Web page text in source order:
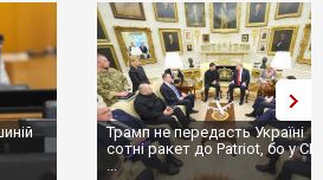
Трамп не передасть Україні
сотні ракет до Patriot, бо у
...